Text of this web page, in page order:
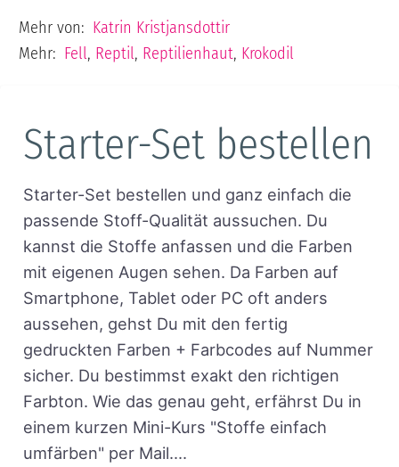
Mehr von: Katrin Kristjansdottir
Mehr: Fell, Reptil, Reptilienhaut, Krokodil
Starter-Set bestellen
Starter-Set bestellen und ganz einfach die
passende Stoff-Qualität aussuchen. Du
kannst die Stoffe anfassen und die Farben
mit eigenen Augen sehen. Da Farben auf
Smartphone, Tablet oder PC oft anders
aussehen, gehst Du mit den fertig
gedruckten Farben + Farbcodes auf Nummer
sicher. Du bestimmst exakt den richtigen
Farbton. Wie das genau geht, erfährst Du in
einem kurzen Mini-Kurs "Stoffe einfach
umfärben" per Mail....